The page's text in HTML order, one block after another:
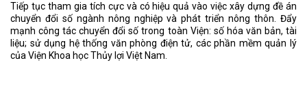
Tiếp tục tham gia tích cực và có hiệu quả vào việc xây dựng đề án
chuyển đổi số ngành nông nghiệp và phát triển nông thôn. Đẩy
mạnh công tác chuyển đổi số trong toàn Viện: số hóa văn bản, tài
liệu; sử dụng hệ thống văn phòng điện tử, các phần mềm quản lý
của Viện Khoa học Thủy lợi Việt Nam.